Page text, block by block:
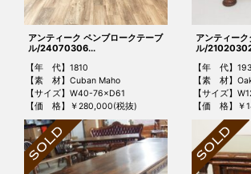
アンティーク ペンブロークテーブ
ル/24070306...
【年 代】1810
【素 材】Cuban Maho
【サイズ】W40-76×D61
【価 格】￥280,000(税抜)
アンティー
ル/
【年 代】
【素 材】
【サイズ】
【価 格】￥